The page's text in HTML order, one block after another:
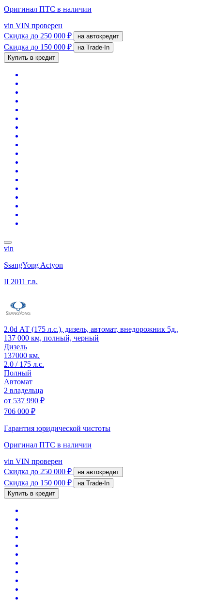
Оригинал ПТС в наличии
vin VIN проверен
Скидка до 250 000 ₽ на автокредит
Скидка до 150 000 ₽
на Trade-In
Купить в кредит
vin
SsangYong Actyon
II 2011 г.в.
2.0d АТ (175 л.с.), дизель, автомат, внедорожник 5д.,
137 000 км, полный, черный
Дизель
137000 км.
2.0 / 175 л.с.
Полный
Автомат
2 владельца
от 537 990 ₽
706 000 ₽
Гарантия юридической чистоты
Оригинал ПТС в наличии
vin VIN проверен
Скидка до 250 000 ₽ на автокредит
Скидка до 150 000 ₽
на Trade-In
Купить в кредит